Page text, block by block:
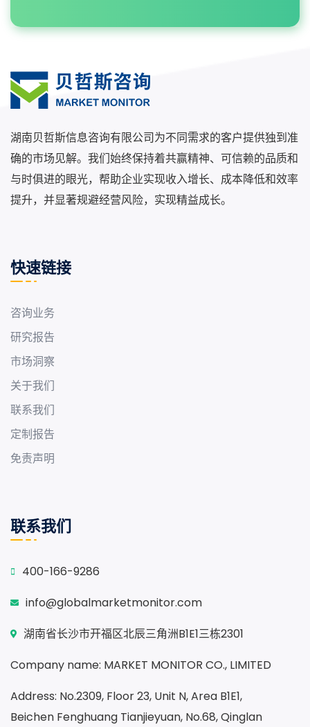
湖南贝哲斯信息咨询有限公司为不同需求的客户提供独到准
确的市场见解。我们始终保持着共赢精神、可信赖的品质和
与时俱进的眼光，帮助企业实现收入增长、成本降低和效率
提升，并显著规避经营风险，实现精益成长。
快速链接
咨询业务
研究报告
市场洞察
关于我们
联系我们
定制报告
免责声明
联系我们
400-166-9286
info@globalmarketmonitor.com
湖南省长沙市开福区北辰三角洲B1E1三栋2301
Company name: MARKET MONITOR CO., LIMITED
Address: No.2309, Floor 23, Unit N, Area B1E1,
Beichen Fenghuang Tianjieyuan, No.68, Qinglan